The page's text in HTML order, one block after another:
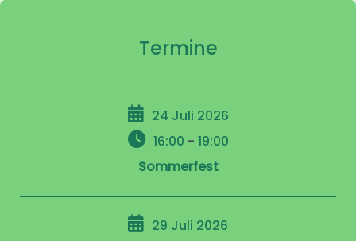
Termine
24 Juli 2026
16:00 - 19:00
Sommerfest
29 Juli 2026